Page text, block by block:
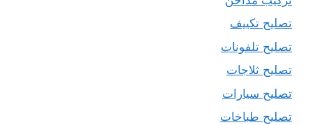
تصليح تكييف
تصليح تلفونات
تصليح ثلاجات
تصليح سيارات
تصليح طباخات